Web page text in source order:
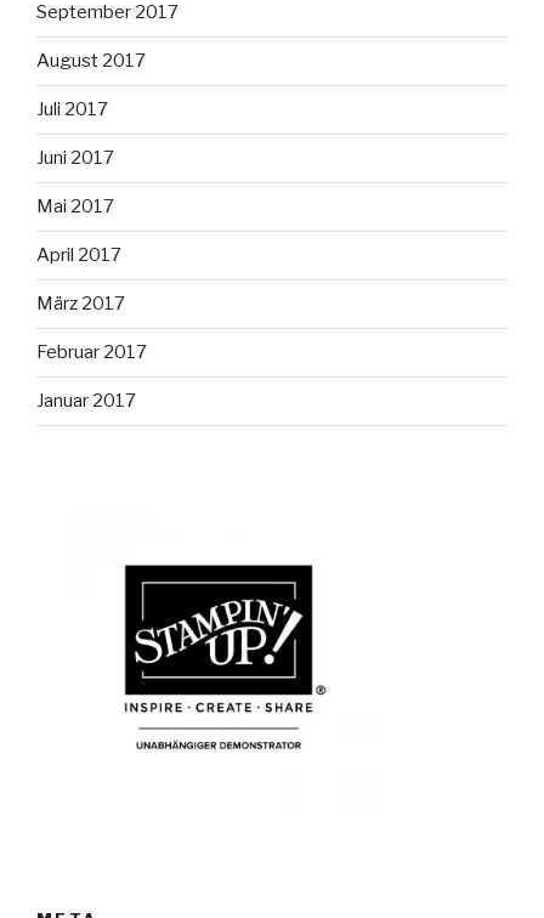
September 2017
August 2017
Juli 2017
Juni 2017
Mai 2017
April 2017
März 2017
Februar 2017
Januar 2017